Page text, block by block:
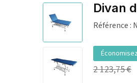
Divan
Référence :
2 123,75 €